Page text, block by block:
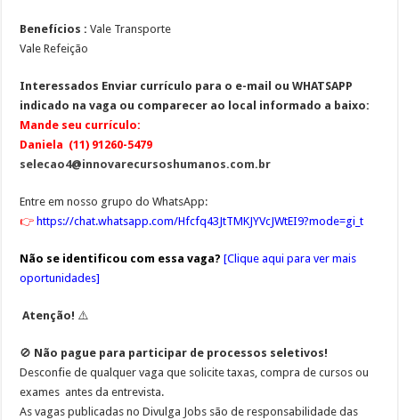
Benefícios : Vale Transporte
Vale Refeição
Interessados Enviar currículo para o e-mail ou WHATSAPP
indicado na vaga ou comparecer ao local informado a baixo:
Mande seu currículo:
Daniela (11) 91260-5479
selecao4@innovarecursoshumanos.com.br
Entre em nosso grupo do WhatsApp:
👉 https://chat.whatsapp.com/Hfcfq43JtTMKJYVcJWtEI9?mode=gi_t
Não se identificou com essa vaga? [Clique aqui para ver mais
oportunidades]
Atenção! ⚠️
🚫 Não pague para participar de processos seletivos!
Desconfie de qualquer vaga que solicitetaxas, compra de cursos ou
exames antes da entrevista.
As vagas publicadas no Divulga Jobs são de responsabilidade das